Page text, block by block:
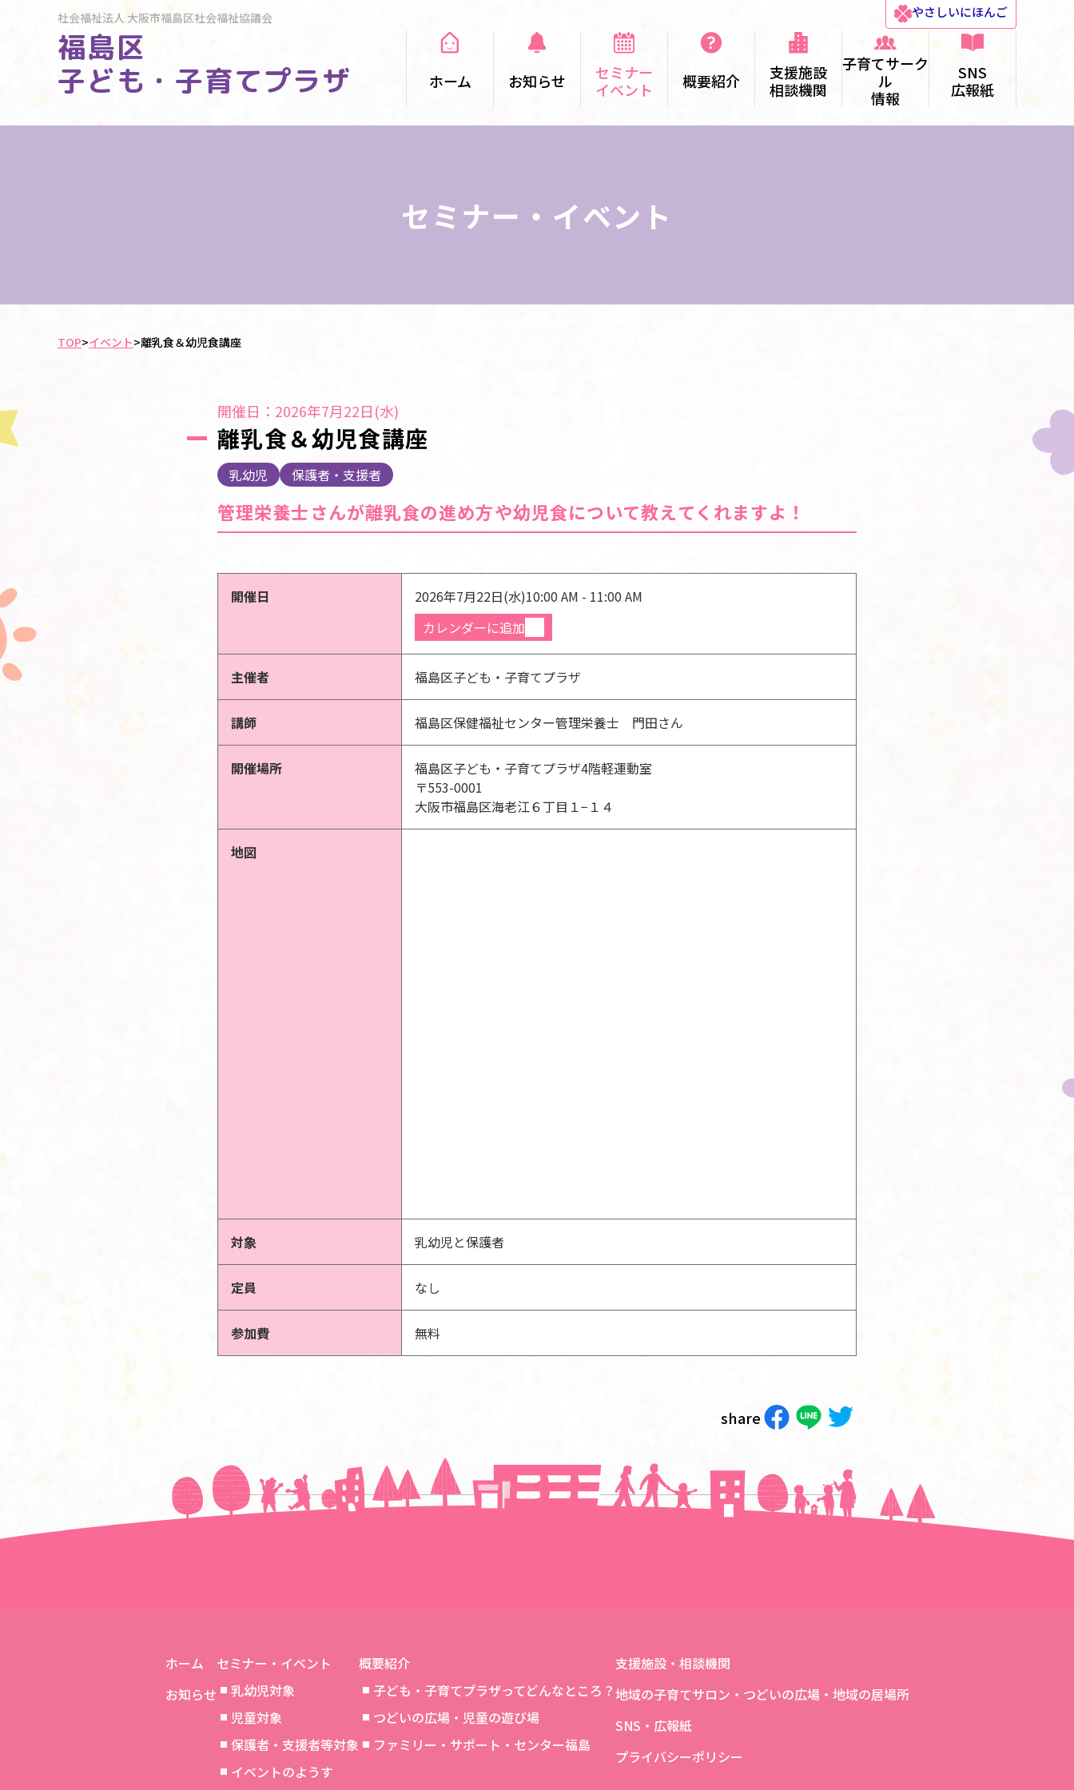
社会福祉法人大阪市福島区社会福祉協議会
福島区
子ども・子育てプラザ
やさしいにほんご
ホーム お知らせ
セミナー
イベント
概要紹介
支援施設
相談機関
子育てサーク
ル
情報
SNS
広報紙
セミナー・イベント
TOP>イベント>離乳食＆幼児食講座
開催日：2026年7月22日(水)
離乳食＆幼児食講座
乳幼児 保護者・支援者
管理栄養士さんが離乳食の進め方や幼児食について教えてくれますよ！
開催日 2026年7月22日(水)10:00 AM - 11:00 AM
カレンダーに追加
主催者 福島区子ども・子育てプラザ
講師 福島区保健福祉センター管理栄養士 門田さん
開催場所
福島区子ども・子育てプラザ4階軽運動室
〒553-0001
大阪市福島区海老江６丁目１−１４
地図
対象 乳幼児と保護者
定員 なし
参加費 無料
share
＜＜前の記事へ 次の記事へ＞＞
ホーム
お知らせ
セミナー・イベント
乳幼児対象
児童対象
保護者・支援者等対象
イベントのようす
概要紹介
子ども・子育てプラザってどんなところ？
つどいの広場・児童の遊び場
ファミリー・サポート・センター福島
支援施設・相談機関
地域の子育てサロン・つどいの広場・地域の居場所
SNS・広報紙
プライバシーポリシー